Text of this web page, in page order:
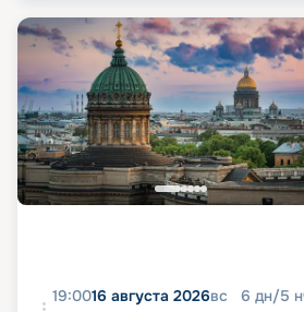
19:0016 августа 2026вс 6 дн/5